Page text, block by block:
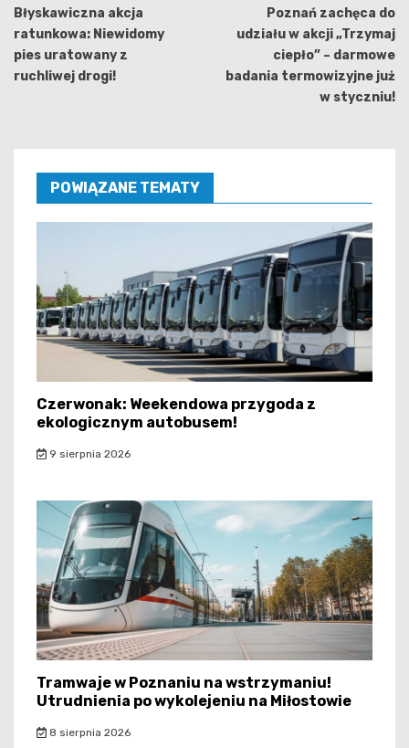
wpisu
Błyskawiczna akcja
ratunkowa: Niewidomy
pies uratowany z
ruchliwej drogi!
Poznań zachęca do
udziału w akcji „Trzymaj
ciepło” – darmowe
badania termowizyjne już
w styczniu!
POWIĄZANE TEMATY
Czerwonak: Weekendowa przygoda z
ekologicznym autobusem!
9 sierpnia 2026
Tramwaje w Poznaniu na wstrzymaniu!
Utrudnienia po wykolejeniu na Miłostowie
8 sierpnia 2026